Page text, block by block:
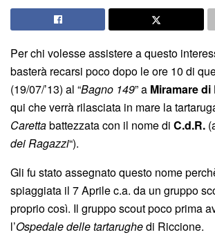
Per chi volesse assistere a questo
basterà recarsi poco dopo le ore 10 di
(19/07/’13) al “Bagno 149” a Miramare di
qui che verrà rilasciata in mare la
Carettabattezzata con il nome di C.d.R.
dei Ragazzi“).
Gli fu stato assegnato questo nome
spiaggiata il 7 Aprile c.a. da un gruppo
proprio così. Il gruppo scout poco prima
l’Ospedale delle tartarughedi Riccione.